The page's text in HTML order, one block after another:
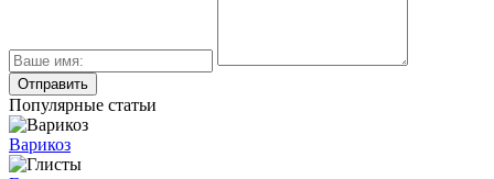
Популярные статьи
Варикоз